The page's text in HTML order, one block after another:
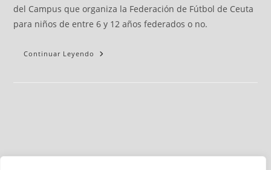
del Campus que organiza la Federación de Fútbol de Ceuta
para niños de entre 6 y 12 años federados o no.
Continuar Leyendo